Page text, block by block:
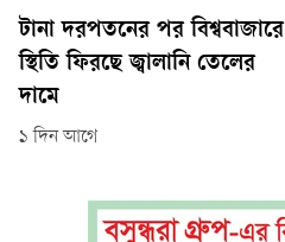
টানা দরপতনের পর বিশ্ববাজারে
স্থিতি ফিরছে জ্বালানি তেলের
দামে
১ দিন আগে